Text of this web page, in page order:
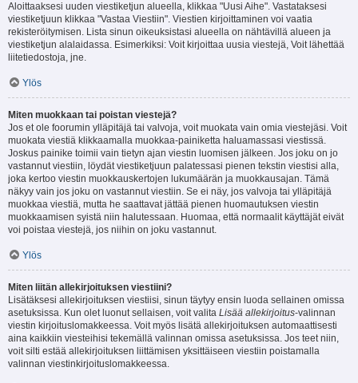
Aloittaaksesi uuden viestiketjun alueella, klikkaa "Uusi Aihe". Vastataksesi
viestiketjuun klikkaa "Vastaa Viestiin". Viestien kirjoittaminen voi vaatia
rekisteröitymisen. Lista sinun oikeuksistasi alueella on nähtävillä alueen ja
viestiketjun alalaidassa. Esimerkiksi: Voit kirjoittaa uusia viestejä, Voit lähettää
liitetiedostoja, jne.
Ylös
Miten muokkaan tai poistan viestejä?
Jos et ole foorumin ylläpitäjä tai valvoja, voit muokata vain omia viestejäsi. Voit
muokata viestiä klikkaamalla muokkaa-painiketta haluamassasi viestissä.
Joskus painike toimii vain tietyn ajan viestin luomisen jälkeen. Jos joku on jo
vastannut viestiin, löydät viestiketjuun palatessasi pienen tekstin viestisi alla,
joka kertoo viestin muokkauskertojen lukumäärän ja muokkausajan. Tämä
näkyy vain jos joku on vastannut viestiin. Se ei näy, jos valvoja tai ylläpitäjä
muokkaa viestiä, mutta he saattavat jättää pienen huomautuksen viestin
muokkaamisen syistä niin halutessaan. Huomaa, että normaalit käyttäjät eivät
voi poistaa viestejä, jos niihin on joku vastannut.
Ylös
Miten liitän allekirjoituksen viestiini?
Lisätäksesi allekirjoituksen viestiisi, sinun täytyy ensin luoda sellainen omissa
asetuksissa. Kun olet luonut sellaisen, voit valita Lisää allekirjoitus-valinnan
viestin kirjoituslomakkeessa. Voit myös lisätä allekirjoituksen automaattisesti
aina kaikkiin viesteihisi tekemällä valinnan omissa asetuksissa. Jos teet niin,
voit silti estää allekirjoituksen liittämisen yksittäiseen viestiin poistamalla
valinnan viestinkirjoituslomakkeessa.